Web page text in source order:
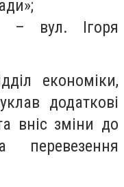
– вул. Ігоря
економіки,
додаткові
вніс зміни до
перевезення